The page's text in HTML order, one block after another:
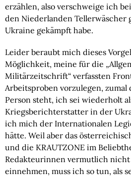
erzählen, also verschweige ich
den Niederlanden Tellerwäscher
Ukraine gekämpft habe.
Leider beraubt mich dieses
Möglichkeit, meine für die
Militärzeitschrift“ verfassten
Arbeitsproben vorzulegen, zumal
Person steht, ich sei wiederholt
Kriegsberichterstatter in der
ich mich der Internationalen
hätte. Weil aber das
und die KRAUTZONE im
Redakteurinnen vermutlich nicht
einnehmen, muss ich so tun, als